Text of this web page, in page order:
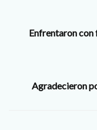
Enfrentaron con
Agradecieron